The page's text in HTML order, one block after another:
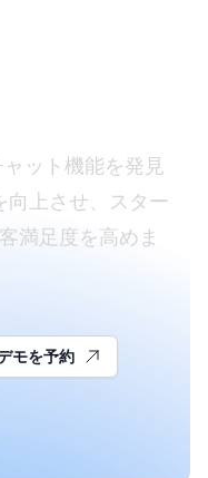
ット機能を発見
向上させ、スター
満足度を高めま
モを予約